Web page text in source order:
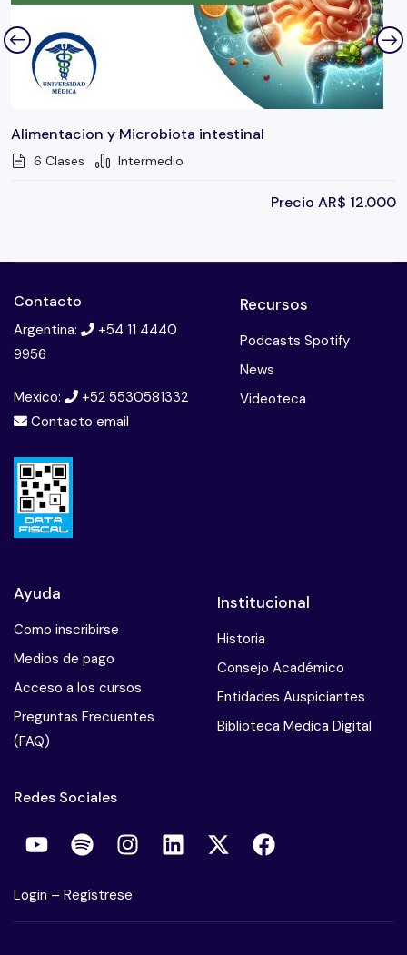
Alimentacion y Microbiota intestinal
6 Clases Intermedio
Precio AR$ 12.000
Contacto
Argentina:
+54 11 4440
9956
Mexico:
+52 5530581332
Contacto email
Recursos
Podcasts Spotify
News
Videoteca
Ayuda
Como inscribirse
Medios de pago
Acceso a los cursos
Preguntas Frecuentes
(FAQ)
Institucional
Historia
Consejo Académico
Entidades Auspiciantes
Biblioteca Medica Digital
Redes Sociales
Login – Regístrese